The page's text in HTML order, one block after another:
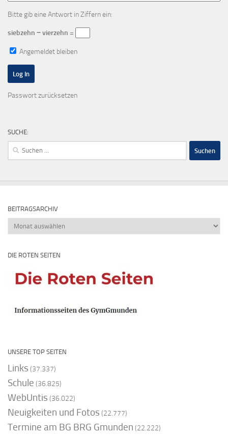
Bitte gib eine Antwort in Ziffern ein:
siebzehn − vierzehn =
Angemeldet bleiben
Passwort zurücksetzen
SUCHE:
Suchen
BEITRAGSARCHIV
Beitragsarchiv
DIE ROTEN SEITEN
UNSERE TOP SEITEN
Links (37.337)
Schule (36.825)
WebUntis (36.022)
Neuigkeiten und Fotos (22.777)
Termine am BG BRG Gmunden (22.222)